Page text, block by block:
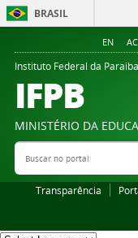
BRASIL
EN
Instituto Federal da Paraiba
IFPB
MINISTÉRIO DA
Buscar no portal
Transparência